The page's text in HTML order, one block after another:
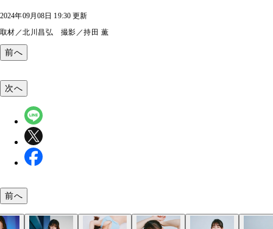
2024年09月08日 19:30 更新
取材／北川昌弘 撮影／持田 薫
前へ
次へ
前へ